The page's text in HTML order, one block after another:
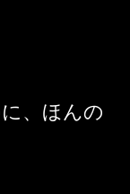
、ほんの